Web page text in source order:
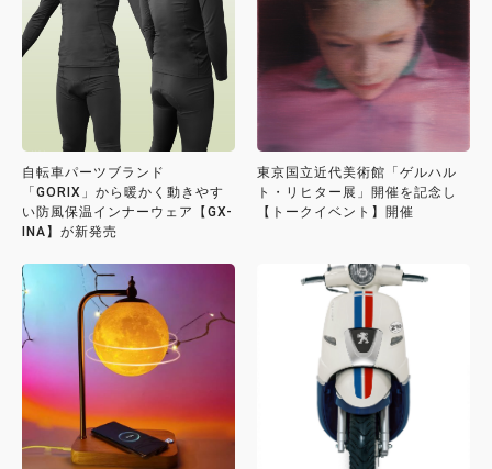
自転車パーツブランド
「GORIX」から暖かく動きやす
い防風保温インナーウェア【GX-
INA】が新発売
東京国立近代美術館「ゲルハル
ト・リヒター展」開催を記念し
【トークイベント】開催